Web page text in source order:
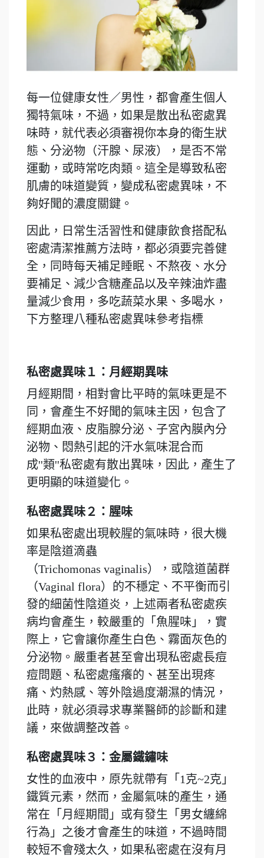
每一位健康女性／男性，都會產生個人
獨特氣味，不過，如果是散出私密處異
味時，就代表必須審視你本身的衛生狀
態、分泌物（汗腺、尿液），是否不常
運動，或時常吃肉類。這全是導致私密
肌膚的味道變質，變成私密處異味，不
夠好聞的濃度關鍵。
因此，日常生活習性和健康飲食搭配私
密處清潔推薦方法時，都必須要完善健
全，同時每天補足睡眠、不熬夜、水分
要補足、減少含糖產品以及辛辣油炸盡
量減少食用，多吃蔬菜水果、多喝水，
下方整理八種私密處異味參考指標
私密處異味１：月經期異味
月經期間，相對會比平時的氣味更是不
同，會產生不好聞的氣味主因，包含了
經期血液、皮脂腺分泌、子宮內膜內分
泌物、悶熱引起的汗水氣味混合而
成''類''私密處有散出異味，因此，產生了
更明顯的味道變化。
私密處異味２：腥味
如果私密處出現較腥的氣味時，很大機
率是陰道滴蟲
（Trichomonas vaginalis），或陰道菌群
（Vaginal flora）的不穩定、不平衡而引
發的細菌性陰道炎，上述兩者私密處疾
病均會產生，較嚴重的「魚腥味」，實
際上，它會讓你產生白色、霧面灰色的
分泌物。嚴重者甚至會出現私密處長痘
痘問題、私密處瘙癢的、甚至出現疼
痛、灼熱感、等外陰過度潮濕的情況，
此時，就必須尋求專業醫師的診斷和建
議，來做調整改善。
私密處異味３：金屬鐵鏽味
女性的血液中，原先就帶有「1克~2克」
鐵質元素，然而，金屬氣味的產生，通
常在「月經期間」或有發生「男女纏綿
行為」之後才會產生的味道，不過時間
較短不會殘太久，如果私密處在沒有月